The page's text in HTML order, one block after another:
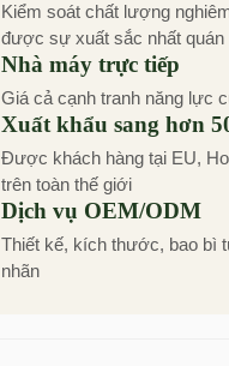
Kiểm soát chất lượng
được sự xuất sắc nhất quán
Nhà máy trực tiếp
Giá cả cạnh tranh năng lực
Xuất khẩu sang hơn
Được khách hàng tại EU,
trên toàn thế giới
Dịch vụ OEM/ODM
Thiết kế, kích thước, bao bì
nhãn